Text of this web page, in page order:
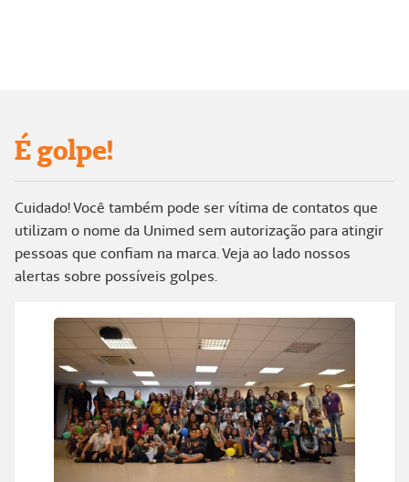
É golpe!
Cuidado! Você também pode ser vítima de contatos que
utilizam o nome da Unimed sem autorização para atingir
pessoas que confiam na marca. Veja ao lado nossos
alertas sobre possíveis golpes.